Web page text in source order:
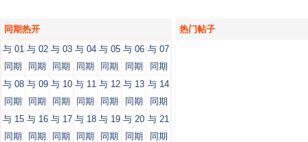
同期热开
与 01
同期
与 02
同期
与 03
同期
与 04
同期
与 05
同期
与 06
同期
与 07
同期
与 08
同期
与 09
同期
与 10
同期
与 11
同期
与 12
同期
与 13
同期
与 14
同期
与 15
同期
与 16
同期
与 17
同期
与 18
同期
与 19
同期
与 20
同期
与 21
同期
热门帖子